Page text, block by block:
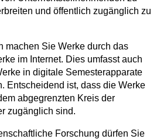
und öffentlich zugänglich zu
machen Sie Werke durch das
im Internet. Dies umfasst auch
in digitale Semesterapparate
Entscheidend ist, dass die Werke
abgegrenzten Kreis der
zugänglich sind.
Forschung dürfen Sie